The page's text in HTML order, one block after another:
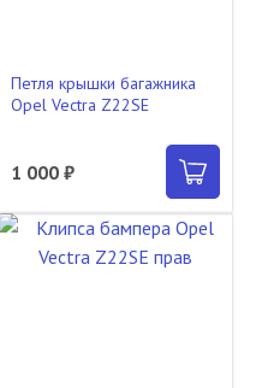
Петля крышки багажника
Opel Vectra Z22SE
1 000 ₽